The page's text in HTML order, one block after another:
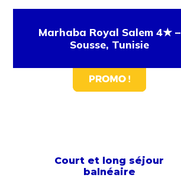
Marhaba Royal Salem 4★ –
Sousse, Tunisie
Court et long séjour
balnéaire